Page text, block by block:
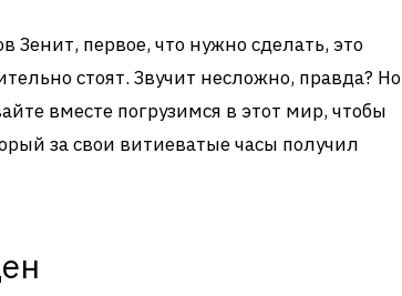
Зенит, первое, что нужно сделать, это
стоят. Звучит несложно, правда? Но
вместе погрузимся в этот мир, чтобы
за свои витиеватые часы получил